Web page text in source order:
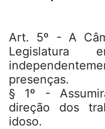
Art. 5º - A
Legislatura
presenças.
§ 1º -
direção dos
idoso.